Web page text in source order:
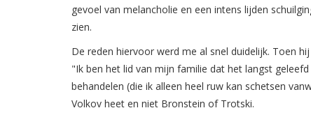
gevoel van melancholie en een intens lijden
zien.
De reden hiervoor werd me al snel duidelijk. Toen
"Ik ben het lid van mijn familie dat het langst
behandelen (die ik alleen heel ruw kan schetsen
Volkov heet en niet Bronstein of Trotski.